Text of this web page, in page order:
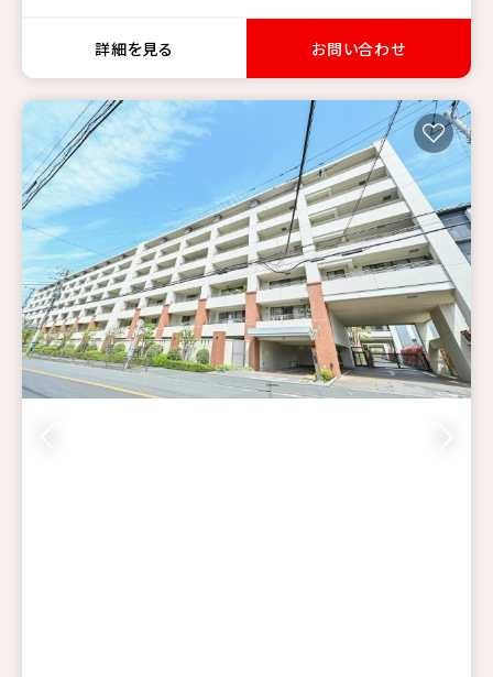
詳細を見る お問い合わせ